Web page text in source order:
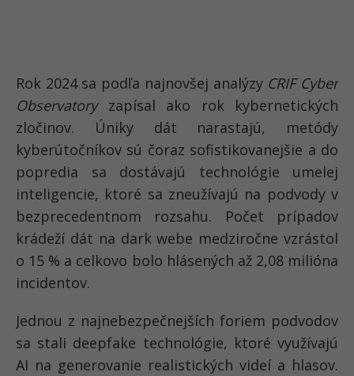
Rok 2024 sa podľa najnovšej analýzy CRIF Cyber
Observatoryzapísal ako
rok kybernetických
zločinov. Úniky dát narastajú, metódy
kyberútočníkov sú čoraz sofistikovanejšie a do
popredia sa dostávajú technológie umelej
inteligencie, ktoré sa zneužívajú na podvody v
bezprecedentnom rozsahu. Počet prípadov
krádeží dát na dark webe medziročne vzrástol
o 15 % a celkovo bolo hlásených až 2,08 milióna
incidentov.
Jednou z najnebezpečnejších foriem podvodov
sa stali deepfake technológie, ktoré využívajú
AI na generovanie realistických videí a hlasov.